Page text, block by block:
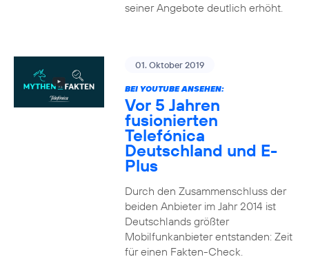
seiner Angebote deutlich erhöht.
01. Oktober 2019
BEI YOUTUBE ANSEHEN:
Vor 5 Jahren
fusionierten
Telefónica
Deutschland und E-
Plus
Durch den Zusammenschluss der
beiden Anbieter im Jahr 2014 ist
Deutschlands größter
Mobilfunkanbieter entstanden: Zeit
für einen Fakten-Check.